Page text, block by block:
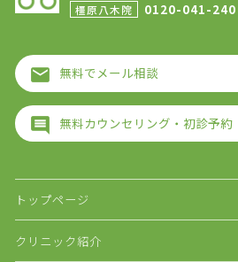
橿原八木院 0120-041-240
無料でメール相談
無料カウンセリング・初診予約
トップページ
クリニック紹介